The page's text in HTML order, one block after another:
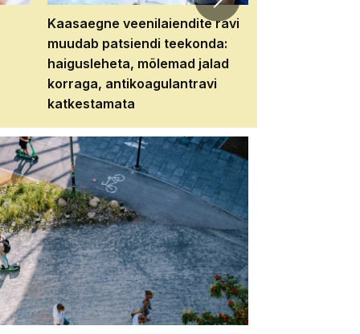
Kaasaegne veenilaiendite ravi
muudab patsiendi teekonda:
haigusleheta, mõlemad jalad
korraga, antikoagulantravi
katkestamata